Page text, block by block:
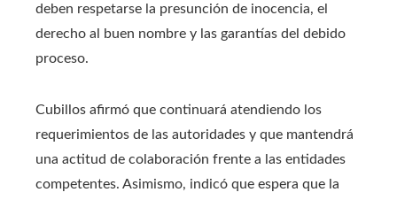
deben respetarse la presunción de inocencia, el
derecho al buen nombre y las garantías del debido
proceso.
Cubillos afirmó que continuará atendiendo los
requerimientos de las autoridades y que mantendrá
una actitud de colaboración frente a las entidades
competentes. Asimismo, indicó que espera que la